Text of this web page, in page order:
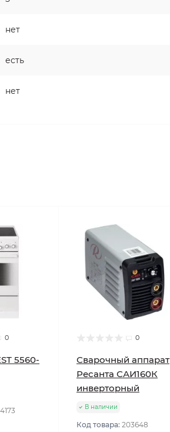
нет
есть
нет
0
5560-
0
Сварочный аппарат
Ресанта САИ160К
инверторный
В наличии
Код товара: 203648